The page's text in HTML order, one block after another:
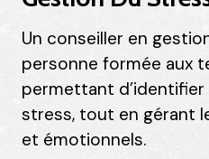
Un conseiller en
personne formée aux
permettant
stress, tout en gérant
et émotionnels.